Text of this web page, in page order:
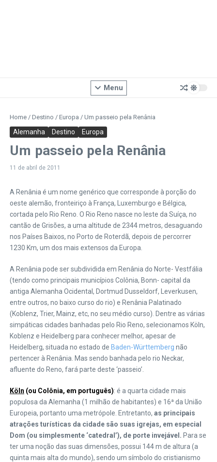
Menu
Home / Destino / Europa / Um passeio pela Renânia
Alemanha Destino Europa
Um passeio pela Renânia
11 de abril de 2011
A Renânia é um nome genérico que corresponde à porção do
oeste alemão, fronteiriço à França, Luxemburgo e Bélgica,
cortada pelo Rio Reno. O Rio Reno nasce no leste da Suíça, no
cantão de Grisões, a uma altitude de 2344 metros, desaguando
nos Países Baixos, no Porto de Roterdã, depois de percorrer
1230 Km, um dos mais extensos da Europa.
A Renânia pode ser subdividida em Renânia do Norte- Vestfália
(tendo como principais municípios Colônia, Bonn- capital da
antiga Alemanha Ocidental, Dortmud Dusseldorf, Leverkusen,
entre outros, no baixo curso do rio) e Renânia Palatinado
(Koblenz, Trier, Mainz, etc, no seu médio curso). Dentre as várias
simpáticas cidades banhadas pelo Rio Reno, selecionamos Köln,
Koblenz e Heidelberg para conhecer melhor, apesar de
Heidelberg, situada no estado de Baden-Württemberg não
pertencer à Renânia. Mas sendo banhada pelo rio Neckar,
afluente do Reno, fará parte deste ‘passeio’.
Köln (ou Colônia, em português): é a quarta cidade mais
populosa da Alemanha (1 milhão de habitantes) e 16ª da União
Europeia, portanto uma metrópole. Entretanto, as principais
atrações turísticas da cidade são suas igrejas, em especial
Dom (ou simplesmente ‘catedral’), de porte invejável. Para se
ter uma noção das suas dimensões, possui 144 m de altura (a
quinta mais alta do mundo), sendo um símbolo do cristianismo